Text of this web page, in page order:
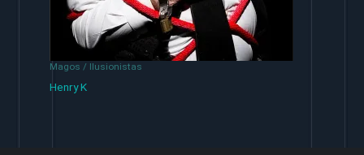
Magos / Ilusionistas
Henry K